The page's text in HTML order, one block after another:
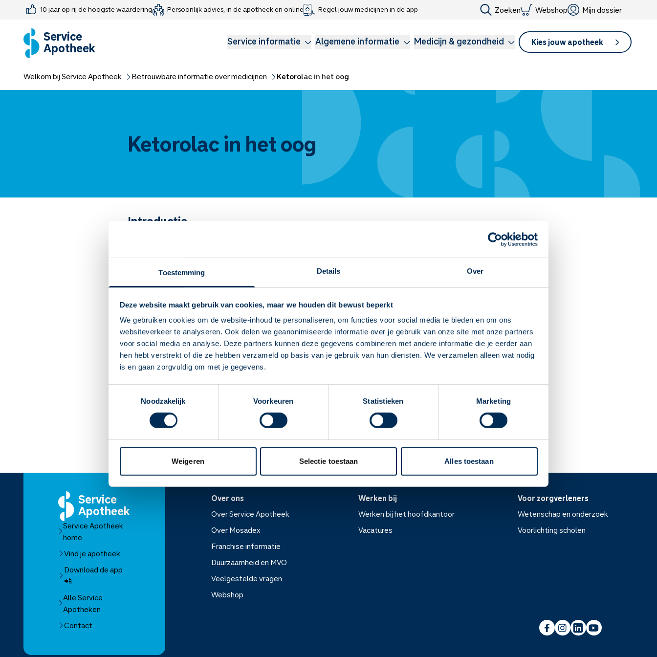
Toestemming Details Over
Deze website maakt gebruik van cookies, maar we houden dit bewust beperkt
We gebruiken cookies om de website-inhoud te personaliseren, om functies voor social media te bieden en om ons
websiteverkeer te analyseren. Ook delen we geanonimiseerde informatie over je gebruik van onze site met onze partners
voor social media en analyse. Deze partners kunnen deze gegevens combineren met andere informatie die je eerder aan
hen hebt verstrekt of die ze hebben verzameld op basis van je gebruik van hun diensten. We verzamelen alleen wat nodig
is en gaan zorgvuldig om met je gegevens.
Noodzakelijk
Voorkeuren Statistieken Marketing
Weigeren Selectie toestaan Alles toestaan
Deze Service Apotheek staat nu ingesteld als
jouw apotheek
Zo kan je makkelijk alle informatie vinden in het
10 jaar op rij de hoogste waardering Persoonlijk advies, in de apotheek en online Regel jouw medicijnen in de app Zoeken Webshop Mijn dossier
Service
Apotheek Service informatie Algemene informatie Medicijn & gezondheid Kies jouw apotheek
Farmaceutisch consult
Medicijn-APK
Webshop
Jouw medische gegevens delen
Klachtenregeling
Medicijnen voor kinderen
Longzorg
Welkom bij Service Apotheek Betrouwbare informatie over medicijnen Ketorolac in het oog
Ketorolac in het oog
Introductie
genoemd. Het werkt pijnstillend en
Artsen schrijven het voor om
na een staaroperatie te voorkomen.
Belangrijk om te weten over Ketorolac in het oog
Ketorolac remt ontstekingen en stilt pijn.
Wordt gebruikt bij een staaroperatie. Het voorkomt dat ontsteking en zwelling in het oog ontstaat. Werkt ook
pijnstillend.
U begint meestal op de dag voor de staaroperatie met druppelen. Na de operatie gaat u daar nog 3 weken mee door.
Direct na toediening het prikkelend, branderig of stekend aanvoelen. Dit verdwijnt meestal snel. Raadpleeg uw arts
als dit niet snel overgaat.
Lees meer op apotheek.nl
Service
Apotheek
Service Apotheek
home
Vind je apotheek
Download de app
📲
Alle Service
Apotheken
Contact
Over ons
Over Service Apotheek
Over Mosadex
Franchise informatie
Duurzaamheid en MVO
Veelgestelde vragen
Webshop
Werken bij
Werken bij het hoofdkantoor
Vacatures
Voor zorgverleners
Wetenschap en onderzoek
Voorlichting scholen
Voorlichting scholen